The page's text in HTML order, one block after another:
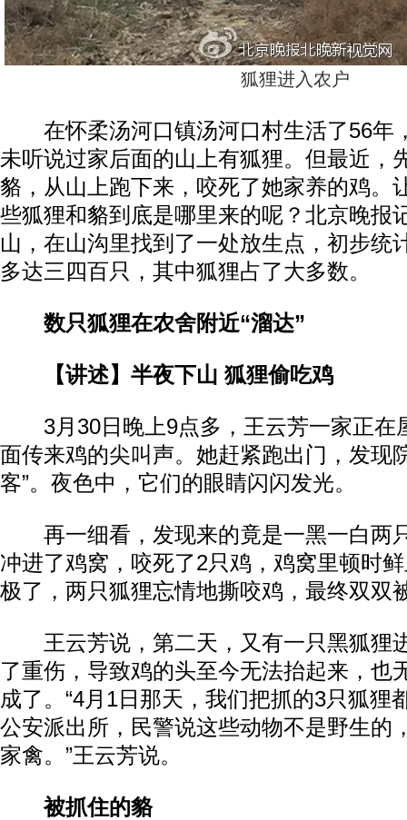
狐狸进入农户
在怀柔汤河口镇汤河口村生活了56年
未听说过家后面的山上有狐狸。但最近，
貉，从山上跑下来，咬死了她家养的鸡。
些狐狸和貉到底是哪里来的呢？北京晚报
山，在山沟里找到了一处放生点，初步统
多达三四百只，其中狐狸占了大多数。
数只狐狸在农舍附近“溜达”
【讲述】半夜下山 狐狸偷吃鸡
3月30日晚上9点多，王云芳一家正在
面传来鸡的尖叫声。她赶紧跑出门，发现
客”。夜色中，它们的眼睛闪闪发光。
再一细看，发现来的竟是一黑一白两
冲进了鸡窝，咬死了2只鸡，鸡窝里顿时
极了，两只狐狸忘情地撕咬鸡，最终双双
王云芳说，第二天，又有一只黑狐狸
了重伤，导致鸡的头至今无法抬起来，也
成了。“4月1日那天，我们把抓的3只狐狸
公安派出所，民警说这些动物不是野生的
家禽。”王云芳说。
被抓住的貉